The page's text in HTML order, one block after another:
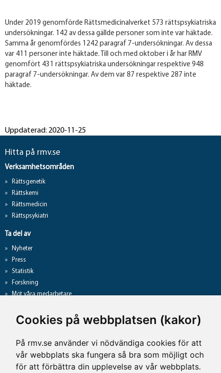
Cookies på webbplatsen (kakor)
På rmv.se använder vi nödvändiga cookies för att
vår webbplats ska fungera så bra som möjligt och
för att förbättra din upplevelse av vår webbplats.
Under 2019 genomförde Rättsmedicinalverket 573 rättspsykiatriska
undersökningar. 142 av dessa gällde personer som inte var häktade.
Samma år genomfördes 1242 paragraf 7-undersökningar. Av dessa
var 411 personer inte häktade. Till och med oktober i år har RMV
genomfört 431 rättspsykiatriska undersökningar respektive 948
paragraf 7-undersökningar. Av dem var 87 respektive 287 inte
häktade.
Uppdaterad: 2020-11-25
Hitta på rmv.se
Verksamhetsområden
Rättsgenetik
Rättskemi
Rättsmedicin
Rättspsykiatri
Ta del av
Nyheter
Press
Statistik
Forskning
Möt våra medarbetare
Hantering av personuppgifter
Lediga jobb
Tillgänglighet på rmv.se